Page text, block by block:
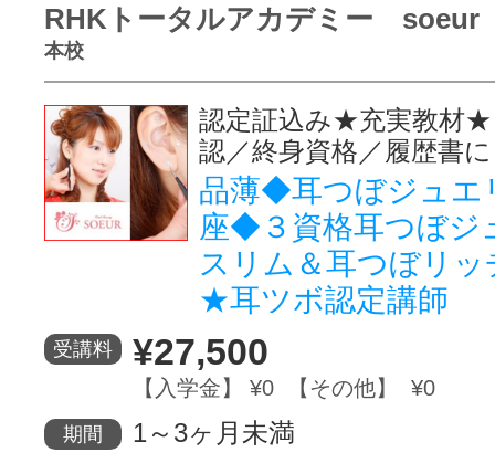
RHKトータルアカデミー soeur
本校
認定証込み★充実教材★
認／終身資格／履歴書
品薄◆耳つぼジュエ
座◆３資格耳つぼジ
スリム＆耳つぼリッ
★耳ツボ認定講師
受講料 ¥27,500
【入学金】 ¥0 【その他】 ¥0
期間 1～3ヶ月未満